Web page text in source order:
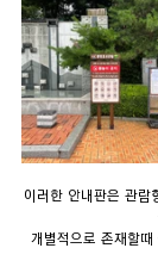
이러한 안내판은 관람